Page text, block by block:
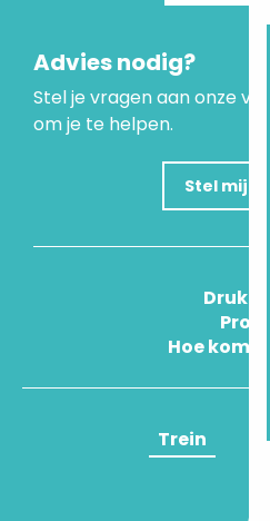
Advies nodig?
Stel je vragen aan onze
om je te helpen.
Stel mijn
Druk Op
Pros
Hoe kom ik
Trein